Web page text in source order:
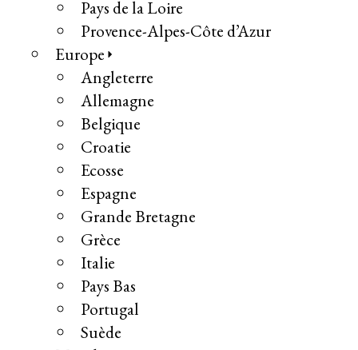
Pays de la Loire
Provence-Alpes-Côte d’Azur
Europe
Angleterre
Allemagne
Belgique
Croatie
Ecosse
Espagne
Grande Bretagne
Grèce
Italie
Pays Bas
Portugal
Suède